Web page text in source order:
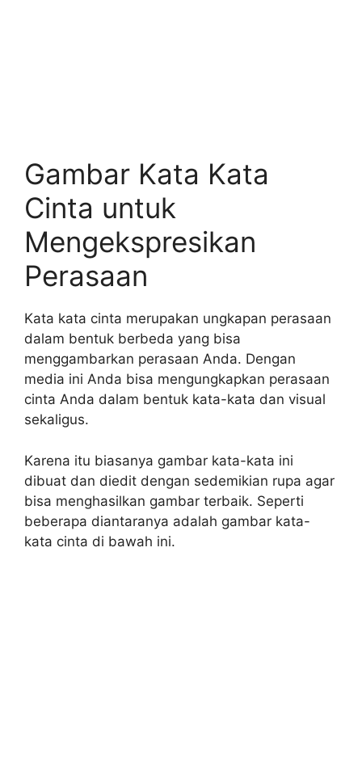
Gambar Kata Kata
Cinta untuk
Mengekspresikan
Perasaan
Kata kata cinta merupakan ungkapan perasaan
dalam bentuk berbeda yang bisa
menggambarkan perasaan Anda. Dengan
media ini Anda bisa mengungkapkan perasaan
cinta Anda dalam bentuk kata-kata dan visual
sekaligus.
Karena itu biasanya gambar kata-kata ini
dibuat dan diedit dengan sedemikian rupa agar
bisa menghasilkan gambar terbaik. Seperti
beberapa diantaranya adalah gambar kata-
kata cinta di bawah ini.